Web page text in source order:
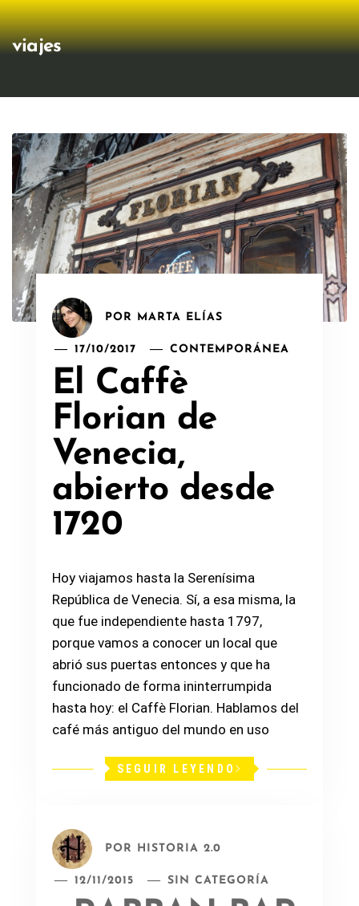
viajes
POR MARTA ELÍAS
17/10/2017 CONTEMPORÁNEA
El Caffè
Florian de
Venecia,
abierto desde
1720
Hoy viajamos hasta la Serenísima
República de Venecia. Sí, a esa misma, la
que fue independiente hasta 1797,
porque vamos a conocer un local que
abrió sus puertas entonces y que ha
funcionado de forma ininterrumpida
hasta hoy: el Caffè Florian. Hablamos del
café más antiguo del mundo en uso
SEGUIR LEYENDO
POR HISTORIA 2.0
12/11/2015 SIN CATEGORÍA